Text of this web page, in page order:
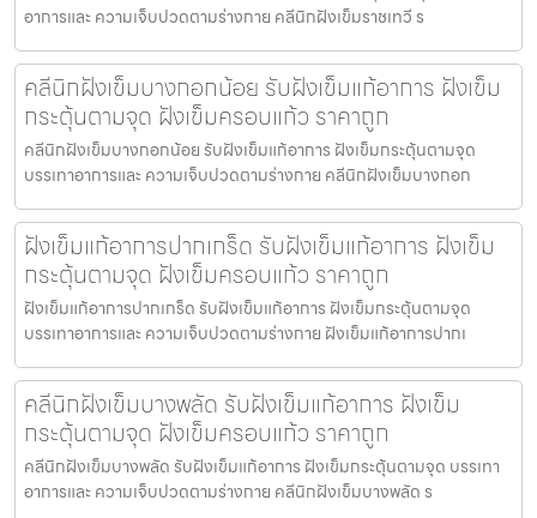
อาการและ ความเจ็บปวดตามร่างกาย คลีนิกฝังเข็มราชเทวี ร
คลีนิกฝังเข็มบางกอกน้อย รับฝังเข็มแก้อาการ ฝังเข็ม
กระตุ้นตามจุด ฝังเข็มครอบแก้ว ราคาถูก
คลีนิกฝังเข็มบางกอกน้อย รับฝังเข็มแก้อาการ ฝังเข็มกระตุ้นตามจุด
บรรเทาอาการและ ความเจ็บปวดตามร่างกาย คลีนิกฝังเข็มบางกอก
ฝังเข็มแก้อาการปากเกร็ด รับฝังเข็มแก้อาการ ฝังเข็ม
กระตุ้นตามจุด ฝังเข็มครอบแก้ว ราคาถูก
ฝังเข็มแก้อาการปากเกร็ด รับฝังเข็มแก้อาการ ฝังเข็มกระตุ้นตามจุด
บรรเทาอาการและ ความเจ็บปวดตามร่างกาย ฝังเข็มแก้อาการปากเ
คลีนิกฝังเข็มบางพลัด รับฝังเข็มแก้อาการ ฝังเข็ม
กระตุ้นตามจุด ฝังเข็มครอบแก้ว ราคาถูก
คลีนิกฝังเข็มบางพลัด รับฝังเข็มแก้อาการ ฝังเข็มกระตุ้นตามจุด บรรเทา
อาการและ ความเจ็บปวดตามร่างกาย คลีนิกฝังเข็มบางพลัด ร